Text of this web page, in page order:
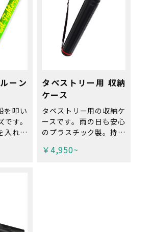
ーン
を叩い
す。
入れる
に。
タペストリー用 収納
ケース
タペストリー用の収納ケ
ースです。雨の日も安心
のプラスチック製。持ち
付き。 弊社取り扱いの
￥4,950~